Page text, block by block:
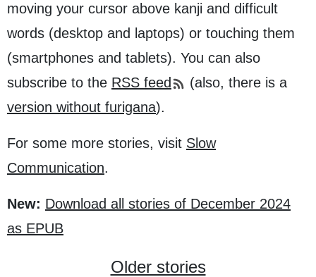
moving your cursor above kanji and difficult
words (desktop and laptops) or touching them
(smartphones and tablets). You can also
subscribe to the RSS feed
(also, there is a
version without furigana).
For some more stories, visit Slow
Communication.
New: Download all stories of December 2024
as EPUB
Older stories